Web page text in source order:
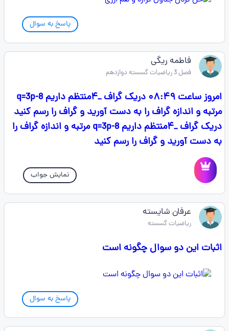
پاسخ به سوال
فاطمه ریگی
فصل 3 ریاضیات گسسته دوازدهم
امروز ساعت ۰۸:۴۹ دريک گراف _۴منتظم داريم q=3p-8
مرتبه و اندازه گراف را به دست آوريد و گراف را رسم كنيد
دريک گراف _۴منتظم داريم q=3p-8 مرتبه و اندازه گراف را
به دست آوريد و گراف را رسم كنيد
نمایش جواب
عرفان شایسته
ریاضیات گسسته
اثبات این دو سوال چگونه است
پاسخ به سوال